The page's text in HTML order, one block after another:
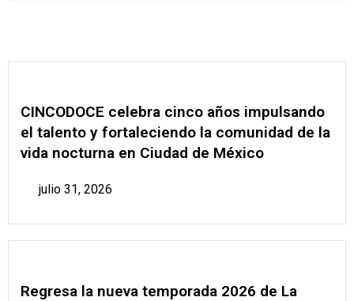
CINCODOCE celebra cinco años impulsando
el talento y fortaleciendo la comunidad de la
vida nocturna en Ciudad de México
julio 31, 2026
Regresa la nueva temporada 2026 de La